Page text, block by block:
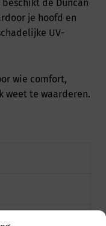
de Duncan
je hoofd en
UV-
wie comfort,
weet te waarderen.